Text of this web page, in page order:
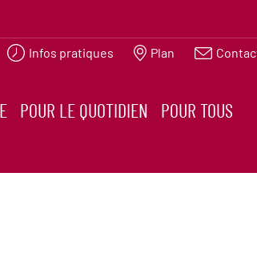
DES HUMANITÉS
Infos pratiques Plan
POUR LE QUOTIDIEN POUR TOUS